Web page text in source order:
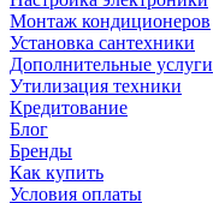
Монтаж кондиционеров
Установка сантехники
Дополнительные услуги
Утилизация техники
Кредитование
Блог
Бренды
Как купить
Условия оплаты